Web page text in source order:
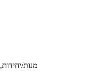
3 מנות/יחידות, 388 גרם למנה\יחידה